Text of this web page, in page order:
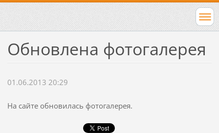
Обновлена фотогалерея
01.06.2013 20:29
На сайте обновилась фотогалерея.